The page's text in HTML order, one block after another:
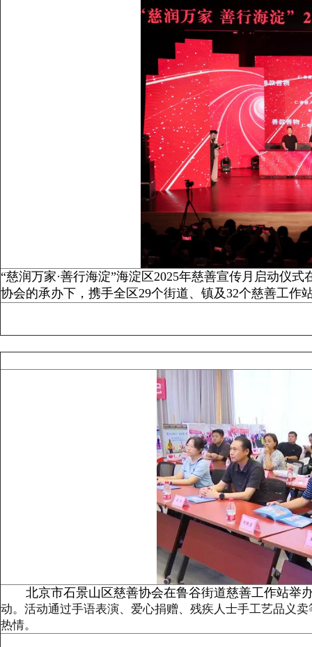
“慈润万家·善行海淀”海淀区2025年慈善宣传月启动仪
协会的承办下，携手全区29个街道、镇及32个慈善工
北京市石景山区慈善协会在鲁谷街道慈善工作站举
动。 活动通过手语表演、爱心捐赠、残疾人士手工艺品义
热情。